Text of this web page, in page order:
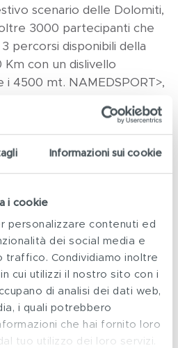
Informazioni sui cookie
i cookie
personalizzare contenuti ed
dei social media e
traffico. Condividiamo inoltre
cui utilizzi il nostro sito con i
di analisi dei dati web,
i quali potrebbero
che hai fornito loro
tuo utilizzo dei loro servizi.
scenario delle Dolomiti,
3000 partecipanti che
percorsi disponibili della
Km con un dislivello
4500 mt. NAMEDSPORT>,
la giusta carica alla
affronterà questa impresa.